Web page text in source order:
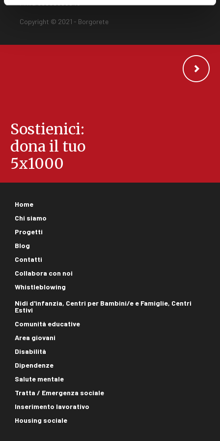
Copyright © 2021 - Borgorete
Sostienici:
dona il tuo
5x1000
Footer
corporate
Home
Chi siamo
Progetti
Blog
Contatti
Collabora con noi
Whistleblowing
Footer
aree
Nidi d'infanzia, Centri per Bambini/e e Famiglie, Centri
Estivi
Comunità educative
Area giovani
Disabilità
Dipendenze
Salute mentale
Tratta / Emergenza sociale
Inserimento lavorativo
Housing sociale